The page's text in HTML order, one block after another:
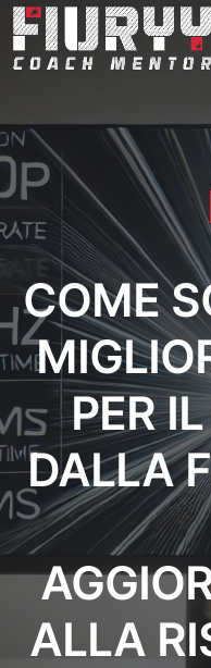
COME
PER
DALLA
ALLA